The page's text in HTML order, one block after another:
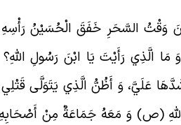
وَقْتُ السَّحَرِ خَفَقَ الْحُسَيْنُ
وَ مَا الَّذِي رَأَيْتَ يَا ابْنَ رَسُولِ
عَلَيَّ، وَ أَظُنُّ الَّذِي يَتَوَلَّى
(ص) وَ مَعَهُ جَمَاعَةٌ مِنْ